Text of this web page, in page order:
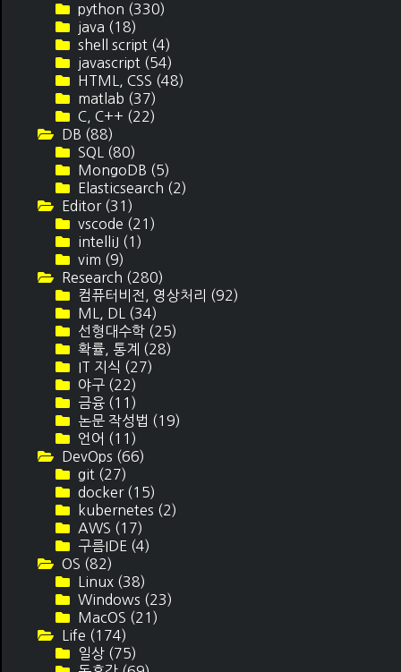
python (330)
java (18)
shell script (4)
javascript (54)
HTML, CSS (48)
matlab (37)
C, C++ (22)
DB (88)
SQL (80)
MongoDB (5)
Elasticsearch (2)
Editor (31)
vscode (21)
intelliJ (1)
vim (9)
Research (280)
컴퓨터비전, 영상처리 (92)
ML, DL (34)
선형대수학 (25)
확률, 통계 (28)
IT 지식 (27)
야구 (22)
금융 (11)
논문 작성법 (19)
언어 (11)
DevOps (66)
git (27)
docker (15)
kubernetes (2)
AWS (17)
구름IDE (4)
OS (82)
Linux (38)
Windows (23)
MacOS (21)
Life (174)
일상 (75)